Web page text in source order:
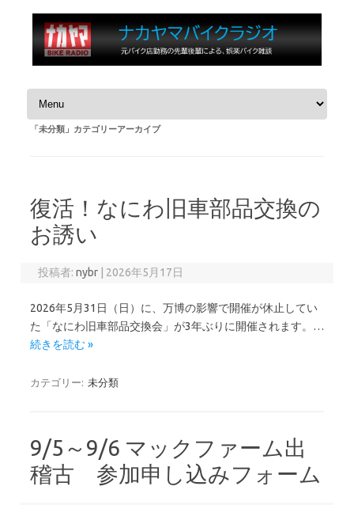
コンテンツへスキップ
「 未分類 」カテゴリーアーカイブ
復活！なにわ旧車部品交換の
お誘い
投稿者:nybr 2026年5月17日
2026年5月31日（日）に、万博の影響で開催が休止してい
た「なにわ旧車部品交換会」が3年ぶりに開催されます。…
続きを読む »
カテゴリー: 未分類
9/5～9/6 マックファーム出
稽古 参加申し込みフォーム